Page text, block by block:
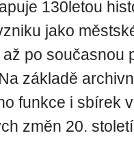
130letou
jako
až po současnou
základě
funkce i sbírek
změn 20.